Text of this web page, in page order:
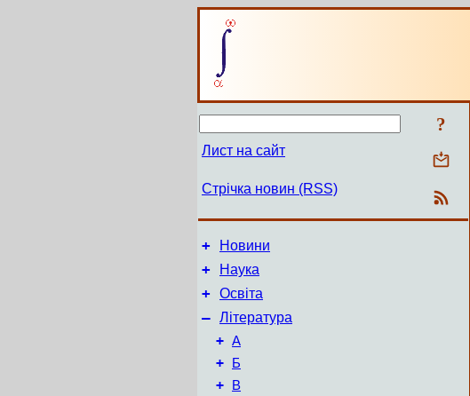
?
Лист на сайт
Стрічка новин (RSS)
+ Новини
+ Наука
+ Освіта
– Література
+ А
+ Б
+ В